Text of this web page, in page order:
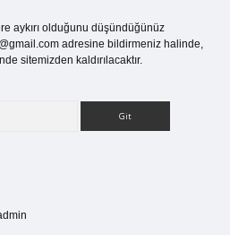
aykırı olduğunu düşündüğünüz
adresine bildirmeniz halinde,
sitemizden kaldırılacaktır.